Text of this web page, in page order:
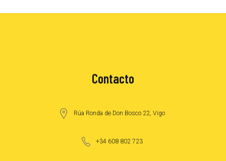
Contacto
Rúa Ronda de Don Bosco 22, Vigo
+34 608 802 723